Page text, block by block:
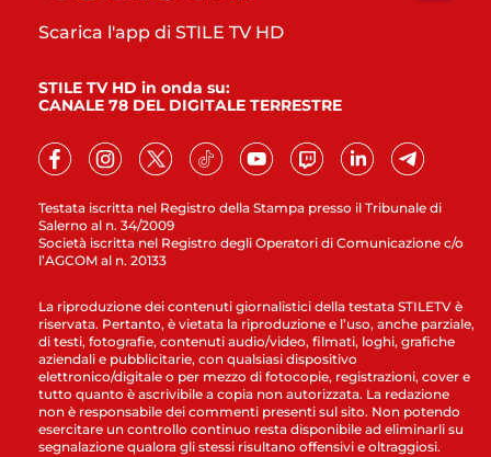
Testata iscritta nel Registro della Stampa presso il Tribunale di
Salerno al n. 34/2009
Società iscritta nel Registro degli Operatori di Comunicazione c/o
l’AGCOM al n. 20133
Scarica l'app di STILE TV HD
STILE TV HD in onda su:
CANALE 78 DEL DIGITALE TERRESTRE
La riproduzione dei contenuti giornalistici della testata STILETV è
riservata. Pertanto, è vietata la riproduzione e l’uso, anche parziale,
di testi, fotografie, contenuti audio/video, filmati, loghi, grafiche
aziendali e pubblicitarie, con qualsiasi dispositivo
elettronico/digitale o per mezzo di fotocopie, registrazioni, cover e
tutto quanto è ascrivibile a copia non autorizzata. La redazione
non è responsabile dei commenti presenti sul sito. Non potendo
esercitare un controllo continuo resta disponibile ad eliminarli su
segnalazione qualora gli stessi risultano offensivi e oltraggiosi.